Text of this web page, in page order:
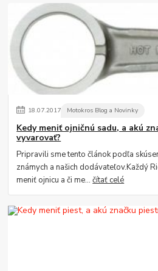
18.07.2017 Motokros Blog a Novinky
Kedy meniť ojničnú sadu, a akú
vyvarovať?
Pripravili sme tento článok podľa
známych a našich dodávateľov.Každý
meniť ojnicu a či me...čítať celé